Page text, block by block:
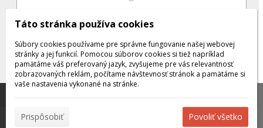
Súhlasím sspracovaním osobných
údajov
Odobrať Pridať
© 2026 WEXBO | |Prihlásiť
pomáhajú poskytovať služby. Používaním našich služieb
vyjadrujete súhlas s používaním súborov cookies.Viac
✖
Táto stránka používa cookies
Súbory cookies používame pre správne fungovanie našej webovej
stránky a jej funkcií. Pomocou súborov cookies si tiež napríklad
pamätáme váš preferovaný jazyk, zvyšujeme pre vás relevantnosť
zobrazovaných reklám, počítame návštevnosť stránok a pamätáme si
vaše nastavenia vykonané na stránke.
Prispôsobiť Povoliť všetko